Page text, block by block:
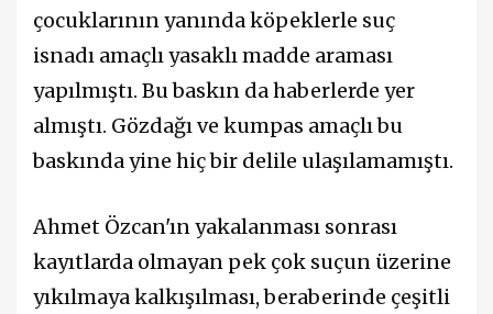
çocuklarının yanında köpeklerle suç
isnadı amaçlı yasaklı madde araması
yapılmıştı. Bu baskın da haberlerde yer
almıştı. Gözdağı ve kumpas amaçlı bu
baskında yine hiç bir delile ulaşılamamıştı.
Ahmet Özcan'ın yakalanması sonrası
kayıtlarda olmayan pek çok suçun üzerine
yıkılmaya kalkışılması, beraberinde çeşitli